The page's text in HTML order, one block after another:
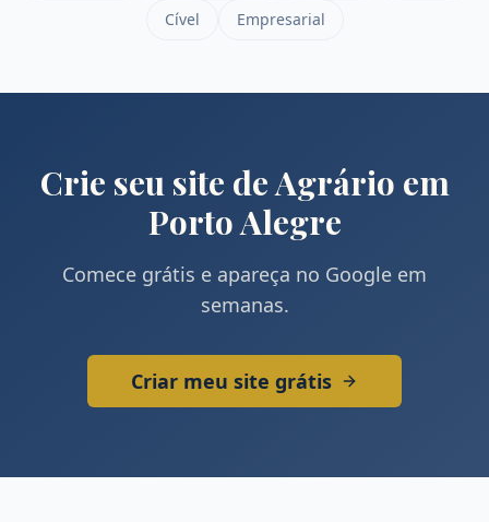
Cível
Empresarial
Crie seu site deAgrário em
Porto Alegre
Comece grátis e apareça no Google em
semanas.
Criar meu site grátis